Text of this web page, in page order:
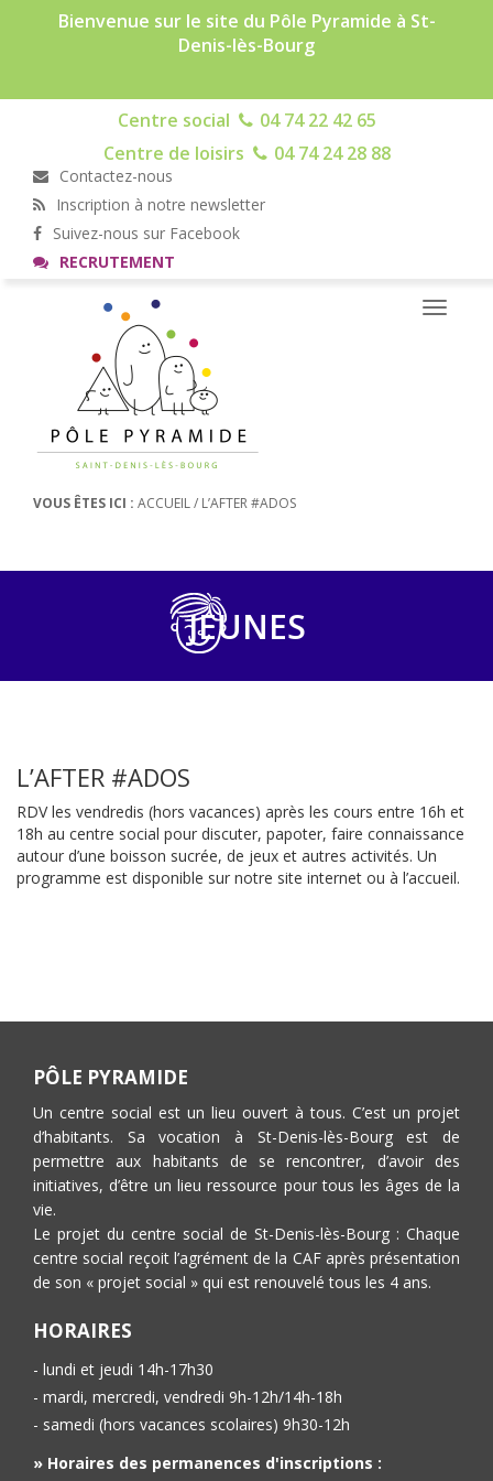
Bienvenue sur le site du Pôle Pyramide à St-
Denis-lès-Bourg
Centre social
04 74 22 42 65
Centre de loisirs
04 74 24 28 88
Contactez-nous
Inscription à notre newsletter
Suivez-nous sur Facebook
RECRUTEMENT
Toggle
VOUS ÊTES ICI : ACCUEIL/ L’AFTER #ADOS
JEUNES
L’AFTER #ADOS
RDV les vendredis (hors vacances) après les cours entre 16h et
18h au centre social pour discuter, papoter, faire connaissance
autour d’une boisson sucrée, de jeux et autres activités. Un
programme est disponible sur notre site internet ou à l’accueil.
PÔLE PYRAMIDE
Un centre social est un lieu ouvert à tous. C’est un projet
d’habitants. Sa vocation à St-Denis-lès-Bourg est de
permettre aux habitants de se rencontrer, d’avoir des
initiatives, d’être un lieu ressource pour tous les âges de la
vie.
Le projet du centre social de St-Denis-lès-Bourg : Chaque
centre social reçoit l’agrément de la CAF après présentation
de son « projet social » qui est renouvelé tous les 4 ans.
HORAIRES
- lundi et jeudi 14h-17h30
- mardi, mercredi, vendredi 9h-12h/14h-18h
- samedi (hors vacances scolaires) 9h30-12h
» Horaires des permanences d'inscriptions :